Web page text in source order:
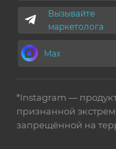
Вызывайте
маркетолога
Max
*Instagram —
признанной
запрещённой на